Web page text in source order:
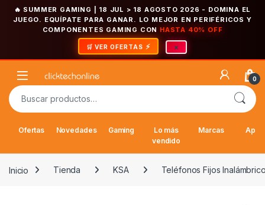
🔥 SUMMER GAMING | 18 JUL > 18 AGOSTO 2026 - DOMINA EL
JUEGO. EQUÍPATE PARA GANAR. LO MEJOR EN PERIFÉRICOS Y
COMPONENTES GAMING CON HASTA 40% OFF
🛒 VER OFERTAS ×
Open 0
Buscar por:
Ofertas Novedades Gaming
Lo más
vendido
Marcas
Inicio Tienda KSA Teléfonos Fijos